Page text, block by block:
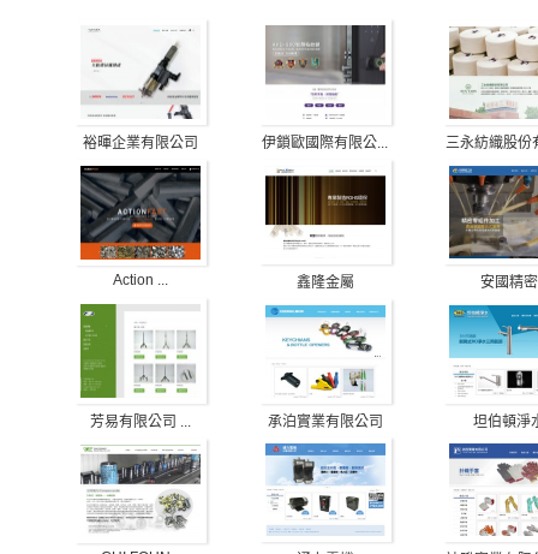
裕暉企業有限公司 伊鎖歐國際有限公... 三永紡織股份
Action ... 鑫隆金屬 安國精密
芳易有限公司 ... 承泊實業有限公司 坦伯頓淨